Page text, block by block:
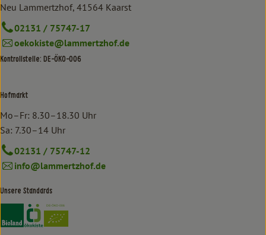
Neu Lammertzhof, 41564 Kaarst
02131 / 75747-17
oekokiste@lammertzhof.de
Kontrollstelle: DE-ÖKO-006
Hofmarkt
Mo–Fr: 8.30–18.30 Uhr
Sa: 7.30–14 Uhr
02131 / 75747-12
info@lammertzhof.de
Unsere Standards
Externer Link zu https://www.bioland.de/verbraucher
Externer Link zu https://www.oekokiste.de/